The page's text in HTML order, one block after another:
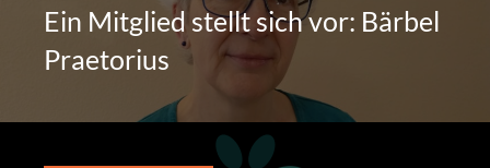
Ein Mitglied stellt sich vor: Bärbel
Praetorius